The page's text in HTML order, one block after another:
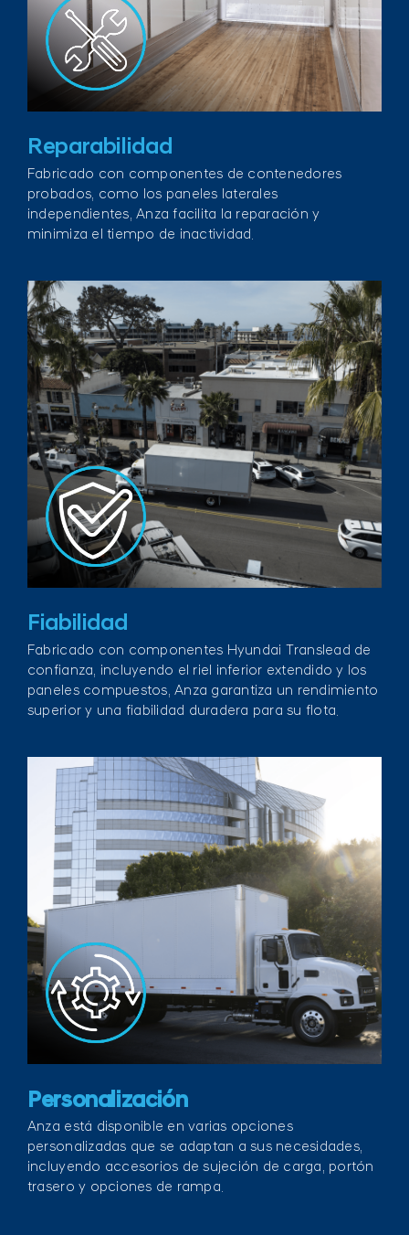
Reparabilidad
Fabricado con componentes de contenedores
probados, como los paneles laterales
independientes, Anza facilita la reparación y
minimiza el tiempo de inactividad.
Fiabilidad
Fabricado con componentes Hyundai Translead de
confianza, incluyendo el riel inferior extendido y los
paneles compuestos, Anza garantiza un rendimiento
superior y una fiabilidad duradera para su flota.
Personalización
Anza está disponible en varias opciones
personalizadas que se adaptan a sus necesidades,
incluyendo accesorios de sujeción de carga, portón
trasero y opciones de rampa.